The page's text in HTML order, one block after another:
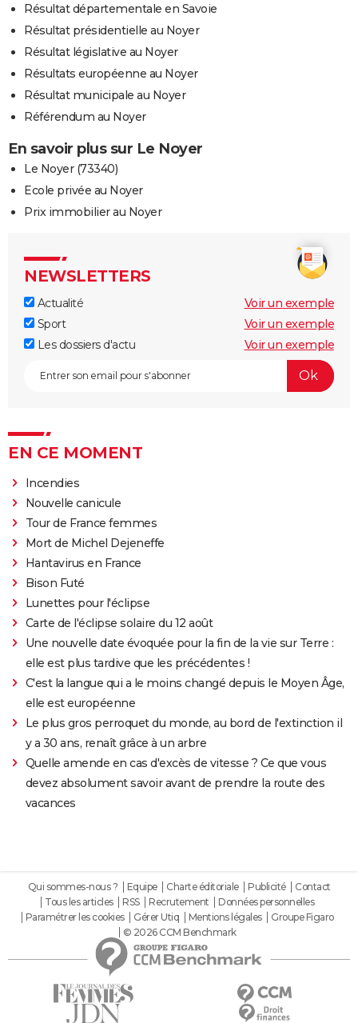
Résultat départementale en Savoie
Résultat présidentielle au Noyer
Résultat législative au Noyer
Résultats européenne au Noyer
Résultat municipale au Noyer
Référendum au Noyer
En savoir plus sur Le Noyer
Le Noyer (73340)
Ecole privée au Noyer
Prix immobilier au Noyer
NEWSLETTERS
Actualité
Voir un exemple
Sport
Voir un exemple
Les dossiers d'actu
Voir un exemple
EN CE MOMENT
Incendies
Nouvelle canicule
Tour de France femmes
Mort de Michel Dejeneffe
Hantavirus en France
Bison Futé
Lunettes pour l'éclipse
Carte de l'éclipse solaire du 12 août
Une nouvelle date évoquée pour la fin de la vie sur Terre :
elle est plus tardive que les précédentes !
C'est la langue qui a le moins changé depuis le Moyen Âge,
elle est européenne
Le plus gros perroquet du monde, au bord de l'extinction il
y a 30 ans, renaît grâce à un arbre
Quelle amende en cas d'excès de vitesse ? Ce que vous
devez absolument savoir avant de prendre la route des
vacances
Qui sommes-nous ? Equipe Charte éditoriale Publicité
Contact
Tous les articles
RSS Recrutement
Données personnelles
Paramétrer les cookies
Gérer Utiq Mentions légales
Groupe Figaro
© 2026 CCM Benchmark